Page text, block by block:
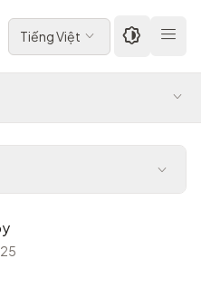
Tiếng Việt